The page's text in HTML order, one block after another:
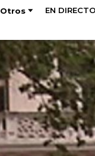
Otros EN DIRECTO